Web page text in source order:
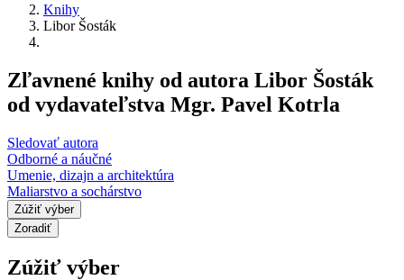
Knihy
Libor Šosták
Zľavnené knihy od autora Libor Šosták
od vydavateľstva Mgr. Pavel Kotrla
Sledovať autora
Odborné a náučné
Umenie, dizajn a architektúra
Maliarstvo a sochárstvo
Zúžiť výber
Zoradiť
Zúžiť výber